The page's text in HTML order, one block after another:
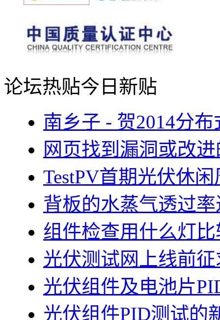
论坛热贴今日新贴
南乡子 - 贺2014分
网页找到漏洞或改
TestPV首期光伏休
背板的水蒸气透过
组件检查用什么灯
光伏测试网上线前
光伏组件及电池片
光伏组件PID测试的